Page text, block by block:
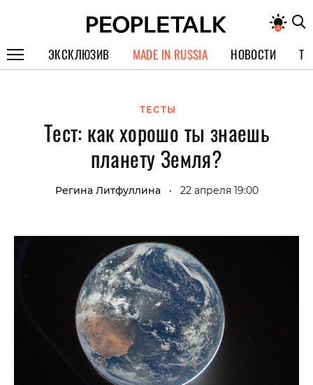
ЭКСКЛЮЗИВ
ИНТЕРВЬЮ
ПОКОЛЕНИЕ
MADE IN RUSSIA НОВОСТИ
ТЕСТЫ
Тест: как хорошо ты знаешь
планету Земля?
Регина Литфуллина • 22 апреля 19:00